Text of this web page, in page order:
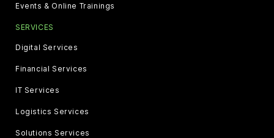
Events & Online Trainings
SERVICES
Digital Services
Financial Services
IT Services
Logistics Services
Solutions Services